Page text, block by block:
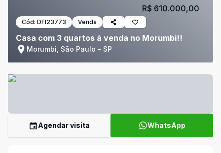
Cód: DFI23773 Venda
Casa com 3 quartos à venda no Morumbi!!
Morumbi, São Paulo - SP
R$ 610.000,00
Agendar visita WhatsApp